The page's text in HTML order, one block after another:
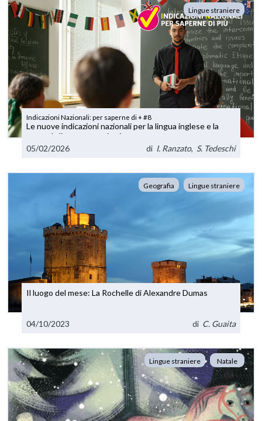
Lingue straniere
Indicazioni Nazionali: per saperne di + #8
Le nuove indicazioni nazionali per la lingua inglese e la
seconda lingua comunitaria
05/02/2026
di I. Ranzato, S. Tedeschi
Geografia Lingue straniere
Il luogo del mese: La Rochelle di Alexandre Dumas
04/10/2023 di C. Guaita
Lingue straniere Natale